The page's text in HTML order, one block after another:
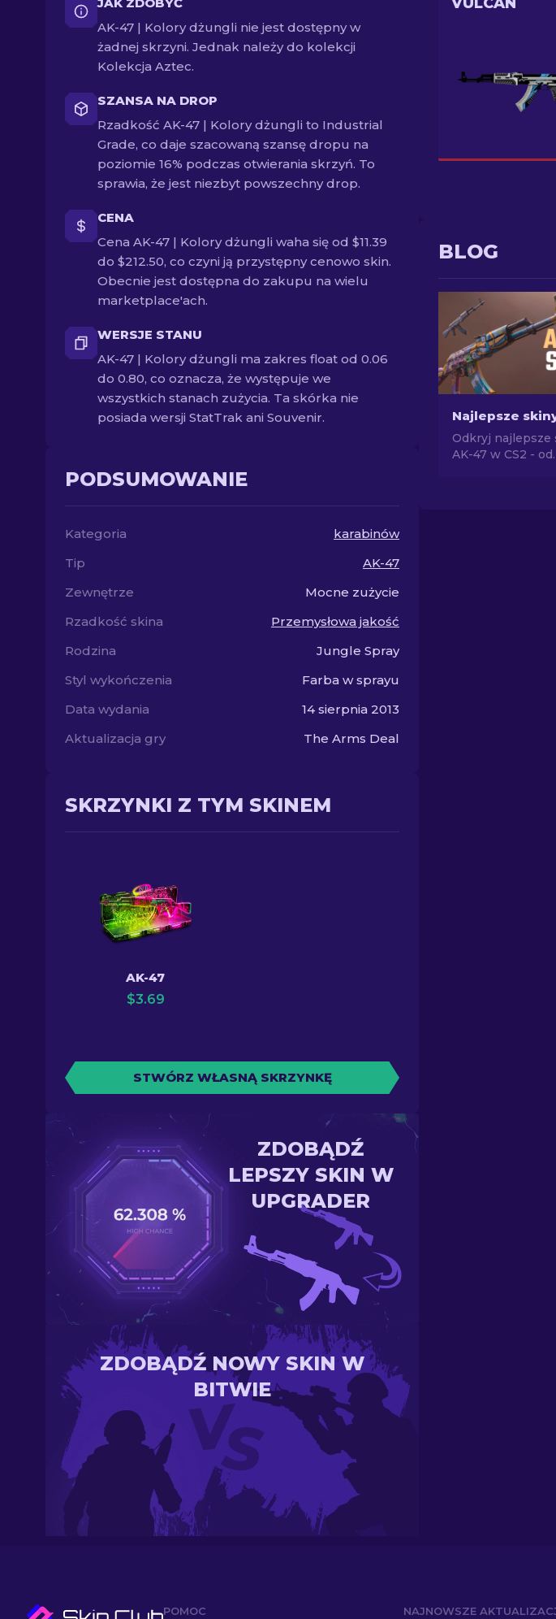
AK-47 | Kolory dżungli nie jest dostępny w
żadnej skrzyni. Jednak należy do kolekcji
Kolekcja Aztec.
SZANSA NA DROP
Rzadkość AK-47 | Kolory dżungli to Industrial
Grade, co daje szacowaną szansę dropu na
poziomie 16% podczas otwierania skrzyń. To
sprawia, że jest niezbyt powszechny drop.
CENA
Cena AK-47 | Kolory dżungli waha się od $11.39
do $212.50, co czyni ją przystępny cenowo skin.
Obecnie jest dostępna do zakupu na wielu
marketplace'ach.
WERSJE STANU
AK-47 | Kolory dżungli ma zakres float od 0.06
do 0.80, co oznacza, że występuje we
wszystkich stanach zużycia. Ta skórka nie
posiada wersji StatTrak ani Souvenir.
PODSUMOWANIE
Kategoria
karabinów
Tip
AK-47
Zewnętrze
Mocne zużycie
Rzadkość skina
Przemysłowa jakość
Rodzina
Jungle Spray
Styl wykończenia
Farba w sprayu
Data wydania
14 sierpnia 2013
Aktualizacja gry
The Arms Deal
SKRZYNKI Z TYM SKINEM
AK-47
$3.69
STWÓRZ WŁASNĄ SKRZYNKĘ
ZDOBĄDŹ
LEPSZY SKIN W
UPGRADER
ZDOBĄDŹ NOWY SKIN W
BITWIE
BLOG
Odkryj najlepsze
AK-47 w CS2 - od
POMOC NAJNOWSZE